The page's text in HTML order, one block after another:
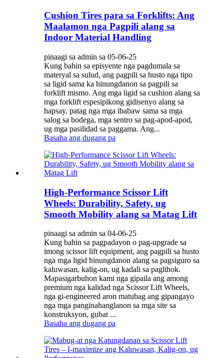
Cushion Tires para sa Forklifts: Ang
Maalamon nga Pagpili alang sa
Indoor Material Handling
pinaagi sa admin sa 05-06-25
Kung bahin sa episyente nga pagdumala sa
materyal sa sulud, ang pagpili sa husto nga tipo
sa ligid sama ka hinungdanon sa pagpili sa
forklift mismo. Ang mga ligid sa cushion alang sa
mga forklift espesipikong gidisenyo alang sa
hapsay, patag nga mga ibabaw sama sa mga
salog sa bodega, mga sentro sa pag-apod-apod,
ug mga pasilidad sa paggama. Ang...
Basaha ang dugang pa
High-Performance Scissor Lift
Wheels: Durability, Safety, ug
Smooth Mobility alang sa Matag Lift
pinaagi sa admin sa 04-06-25
Kung bahin sa pagpadayon o pag-upgrade sa
imong scissor lift equipment, ang pagpili sa husto
nga mga ligid hinungdanon alang sa pagsiguro sa
kaluwasan, kalig-on, ug kadali sa paglihok.
Mapasigarbuhon kami nga gipaila ang among
premium nga kalidad nga Scissor Lift Wheels,
nga gi-engineered aron matubag ang gipangayo
nga mga panginahanglanon sa mga site sa
konstruksyon, gubat ...
Basaha ang dugang pa